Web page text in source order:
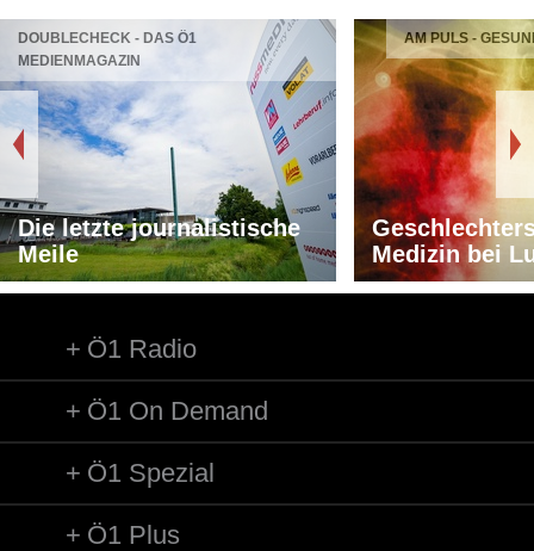
DOUBLECHECK - DAS Ö1
MEDIENMAGAZIN
Die letzte journalistische
Meile
AM PULS -
Medizin bei
Ö1 Radio
Ö1 On Demand
Ö1 Spezial
Ö1 Plus